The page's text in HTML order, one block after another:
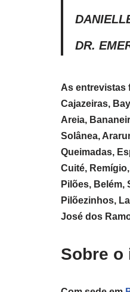
DR.
As entrevistas
Cajazeiras,
Areia,
Solânea,
Queimadas,
Cuité,
Pilões, Belém,
Pilõezinhos,
José dos
Sobre o